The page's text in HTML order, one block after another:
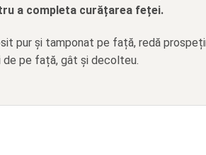
a completa curățarea feței.
pur și tamponat pe față, redă
de pe față, gât și decolteu.